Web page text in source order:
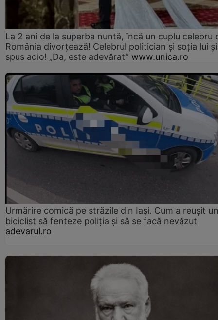
La 2 ani de la superba nuntă, încă un cuplu celebru
România divorțează! Celebrul politician și soția lui
spus adio! „Da, este adevărat” www.unica.ro
Urmărire comică pe străzile din Iași. Cum a reușit un
biciclist să fenteze poliția și să se facă nevăzut
adevarul.ro